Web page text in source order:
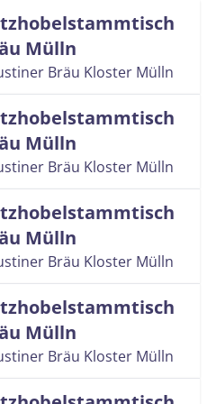
Mülln
Bräu Kloster Mülln
Mülln
Bräu Kloster Mülln
Mülln
Bräu Kloster Mülln
Mülln
Bräu Kloster Mülln